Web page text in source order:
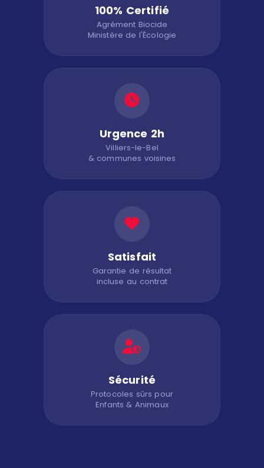
100% Certifié
Agrément Biocide
Ministère de l'Écologie
Urgence 2h
Villiers-le-Bel
& communes voisines
Satisfait
Garantie de résultat
incluse au contrat
Sécurité
Protocoles sûrs pour
Enfants & Animaux